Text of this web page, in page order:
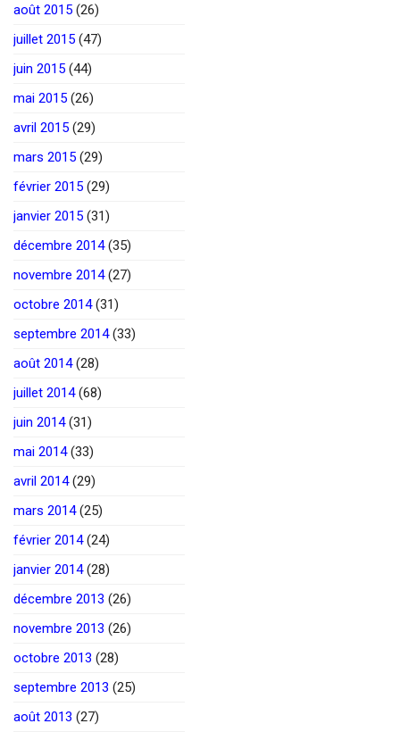
août 2015 (26)
juillet 2015 (47)
juin 2015 (44)
mai 2015 (26)
avril 2015 (29)
mars 2015 (29)
février 2015 (29)
janvier 2015 (31)
décembre 2014(35)
novembre 2014(27)
octobre 2014(31)
septembre 2014(33)
août 2014(28)
juillet 2014(68)
juin 2014(31)
mai 2014(33)
avril 2014(29)
mars 2014(25)
février 2014(24)
janvier 2014(28)
décembre 2013 (26)
novembre 2013 (26)
octobre 2013 (28)
septembre 2013 (25)
août 2013 (27)